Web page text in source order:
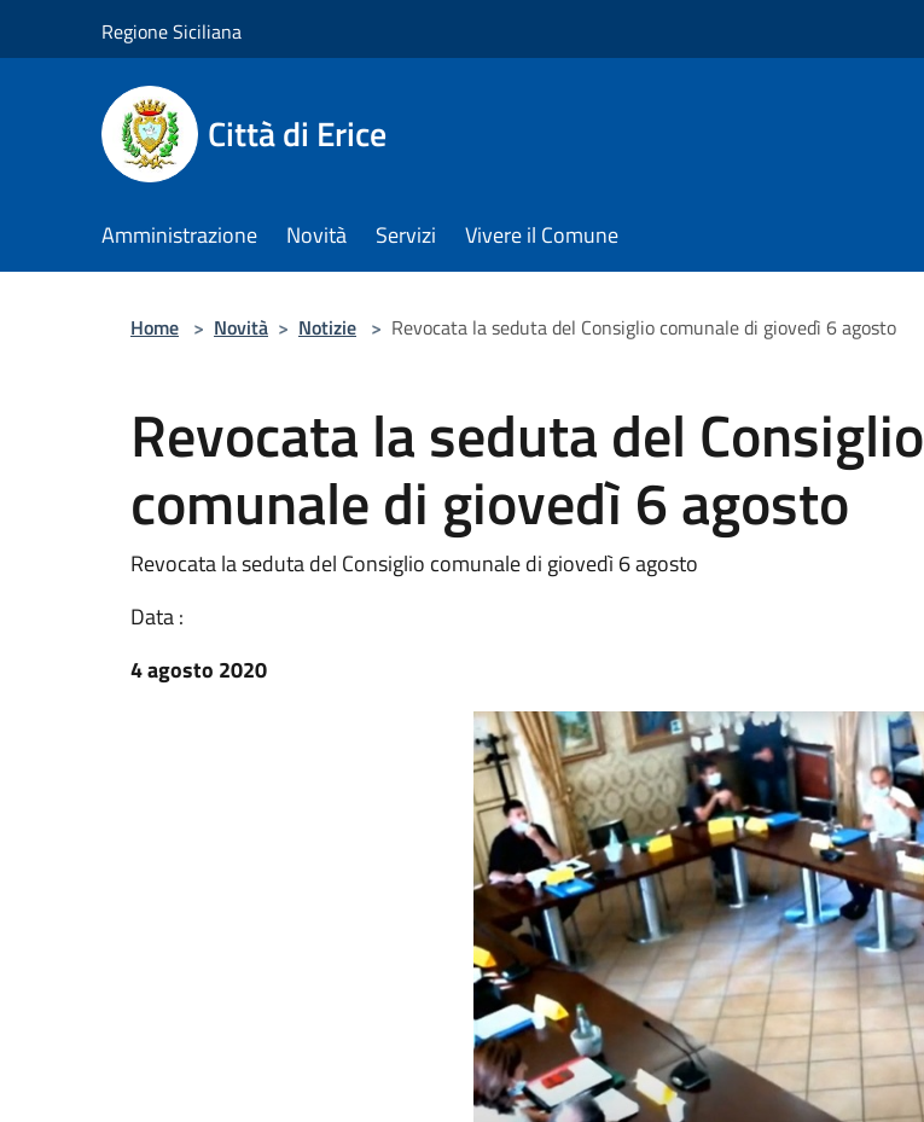
Regione Siciliana
Città di Erice
Amministrazione Novità Servizi Vivere il Comune
Home > Novità > Notizie > Revocata la seduta del Consiglio comunale di giovedì 6 agosto
Revocata la seduta del Consiglio
comunale di giovedì 6 agosto
Revocata la seduta del Consiglio comunale di giovedì 6 agosto
Data :
4 agosto 2020